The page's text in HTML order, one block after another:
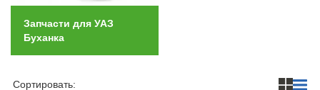
Запчасти для УАЗ
Буханка
Сортировать: